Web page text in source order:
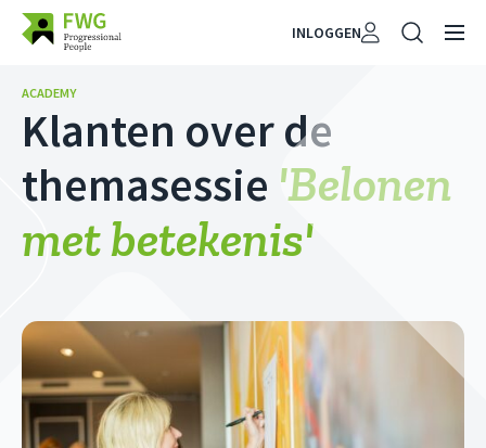
INLOGGEN
ACADEMY
Klanten over de
themasessie 'Belonen
met betekenis'